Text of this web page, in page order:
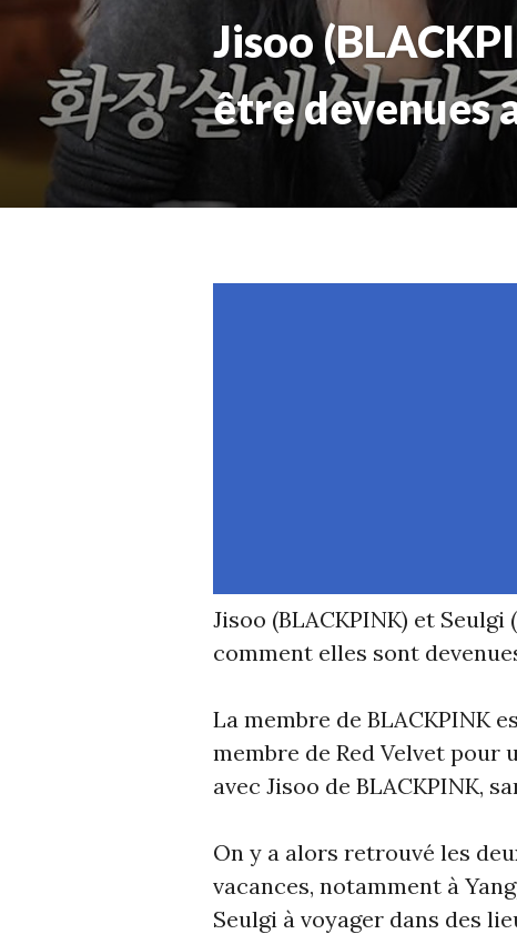
Jisoo
être devenues
Jisoo (BLACKPINK) et
comment elles sont
La membre de BLACKPINK
membre de Red Velvet pour
avec Jisoo de BLACKPINK,
On y a alors retrouvé les
vacances, notamment à
Seulgi à voyager dans des